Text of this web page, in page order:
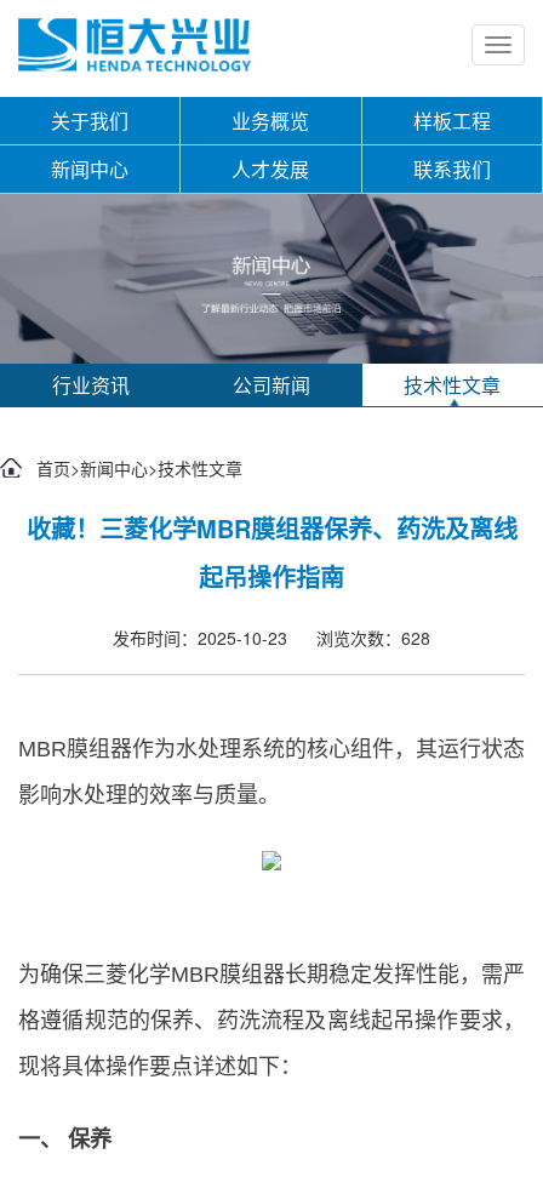
关于我们 业务概览
样板工程
新闻中心
人才发展 联系我们
行业资讯 公司新闻 技术性文章
首页>新闻中心>技术性文章
收藏！三菱化学MBR膜组器保养、药洗及离线
起吊操作指南
发布时间：2025-10-23 浏览次数：628
MBR膜组器作为水处理系统的核心组件，其运行状态
影响水处理的效率与质量。
为确保三菱化学MBR膜组器长期稳定发挥性能，需严
格遵循规范的保养、药洗流程及离线起吊操作要求，
现将具体操作要点详述如下：
一、 保养